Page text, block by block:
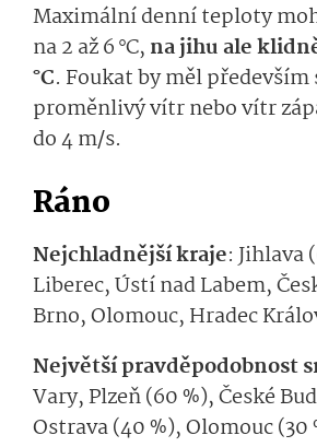
Maximální denní teploty
na 2 až 6 °C, na jihuale
°C. Foukat by měl především
proměnlivý vítr nebo vítr
do 4 m/s.
Ráno
Nejchladnější kraje:Jihlava
Liberec, Ústí nad Labem,
Brno, Olomouc, Hradec
Největší pravděpodobnost
Vary, Plzeň (60 %), České
Ostrava(40 %), Olomouc (30